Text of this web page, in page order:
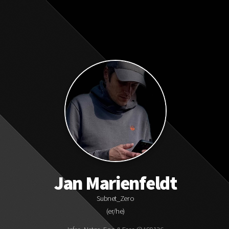
Jan Marienfeldt
Subnet_Zero
(er/he)